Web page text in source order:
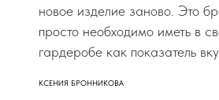
новое изделие заново. Это
просто необходимо иметь в
гардеробе как показатель
КСЕНИЯ БРОННИКОВА